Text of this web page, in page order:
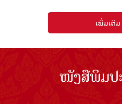
ເພີ່ມເຕີມ
ໜັງສືພິມປ